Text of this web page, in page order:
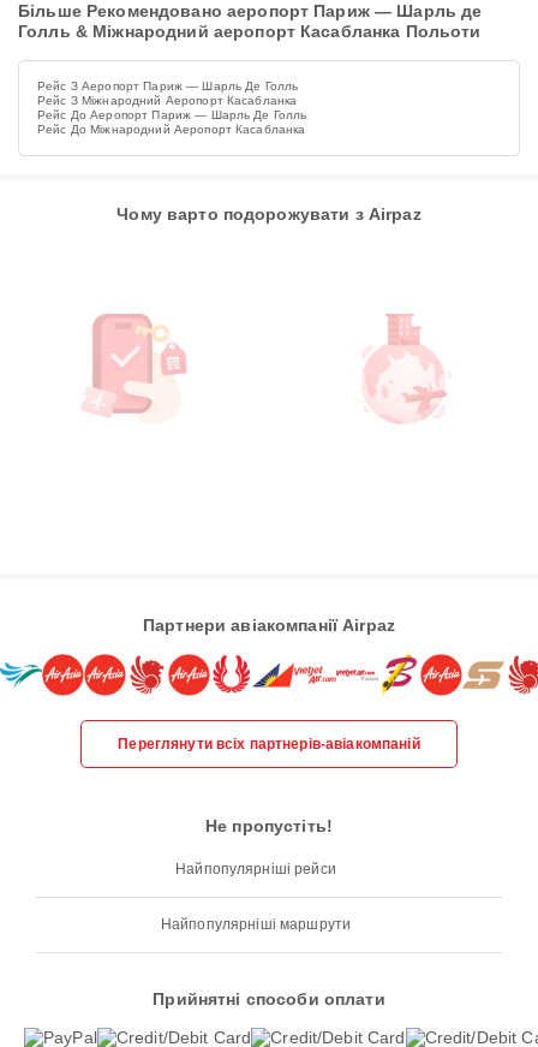
Більше Рекомендовано аеропорт Париж — Шарль де
Голль & Міжнародний аеропорт Касабланка Польоти
Рейс З Аеропорт Париж — Шарль Де Голль
Рейс З Міжнародний Аеропорт Касабланка
Рейс До Аеропорт Париж — Шарль Де Голль
Рейс До Міжнародний Аеропорт Касабланка
Чому варто подорожувати з Airpaz
Партнери авіакомпанії Airpaz
Переглянути всіх партнерів-авіакомпаній
Не пропустіть!
Найпопулярніші рейси
Найпопулярніші маршрути
Прийнятні способи оплати